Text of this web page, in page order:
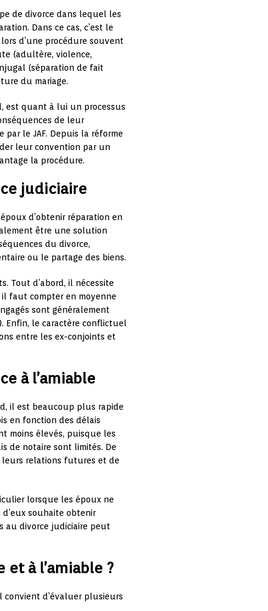
de divorce dans lequel les
Dans ce cas, c’est le
d’une procédure souvent
(adultère, violence,
(séparation de fait
du mariage.
est quant à lui un processus
de leur
le JAF. Depuis la réforme
leur convention par un
la procédure.
judiciaire
d’obtenir réparation en
être une solution
du divorce,
ou le partage des biens.
Tout d’abord, il nécessite
faut compter en moyenne
sont généralement
Enfin, le caractère conflictuel
entre les ex-conjoints et
à l’amiable
il est beaucoup plus rapide
en fonction des délais
moins élevés, puisque les
de notaire sont limités. De
leurs relations futures et de
lorsque les époux ne
souhaite obtenir
au divorce judiciaire peut
à l’amiable ?
d’évaluer plusieurs